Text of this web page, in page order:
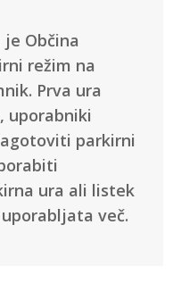
Občina
režim na
Prva ura
uporabniki
parkirni
ura ali listek
več.